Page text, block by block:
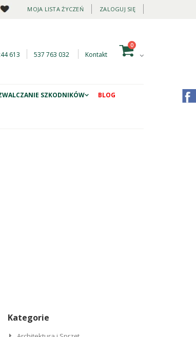
MOJA LISTA ŻYCZEŃ ZALOGUJ SIĘ
613 537 763 032 Kontakt
0
SZKODNIKÓW BLOG
Kategorie